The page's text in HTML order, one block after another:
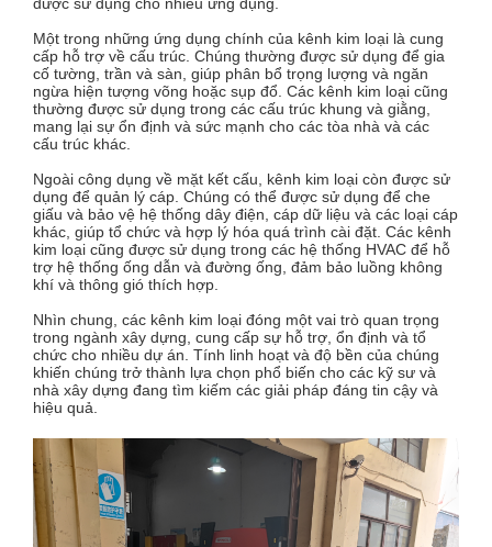
Một trong những ứng dụng chính của kênh kim loại là cung
cấp hỗ trợ về cấu trúc. Chúng thường được sử dụng để gia
cố tường, trần và sàn, giúp phân bổ trọng lượng và ngăn
ngừa hiện tượng võng hoặc sụp đổ. Các kênh kim loại cũng
thường được sử dụng trong các cấu trúc khung và giằng,
mang lại sự ổn định và sức mạnh cho các tòa nhà và các
cấu trúc khác.
Ngoài công dụng về mặt kết cấu, kênh kim loại còn được sử
dụng để quản lý cáp. Chúng có thể được sử dụng để che
giấu và bảo vệ hệ thống dây điện, cáp dữ liệu và các loại cáp
khác, giúp tổ chức và hợp lý hóa quá trình cài đặt. Các kênh
kim loại cũng được sử dụng trong các hệ thống HVAC để hỗ
trợ hệ thống ống dẫn và đường ống, đảm bảo luồng không
khí và thông gió thích hợp.
Nhìn chung, các kênh kim loại đóng một vai trò quan trọng
trong ngành xây dựng, cung cấp sự hỗ trợ, ổn định và tổ
chức cho nhiều dự án. Tính linh hoạt và độ bền của chúng
khiến chúng trở thành lựa chọn phổ biến cho các kỹ sư và
nhà xây dựng đang tìm kiếm các giải pháp đáng tin cậy và
hiệu quả.